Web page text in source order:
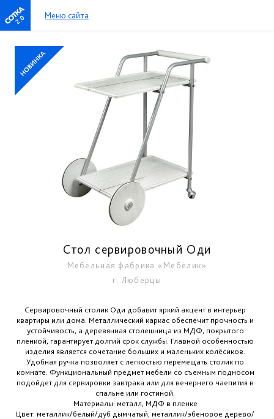
2.0 Меню сайта
Стол сервировочный Оди
Мебельная фабрика «Мебелик»
г. Люберцы
Сервировочный столик Оди добавит яркий акцент в интерьер
квартиры или дома. Металлический каркас обеспечит прочность и
устойчивость, а деревянная столешница из МДФ, покрытого
плёнкой, гарантирует долгий срок службы. Главной особенностью
изделия является сочетание больших и маленьких колёсиков.
Удобная ручка позволяет с легкостью перемещать столик по
комнате. Функциональный предмет мебели со съемным подносом
подойдет для сервировки завтрака или для вечернего чаепития в
спальне или гостиной.
Материалы: металл, МДФ в пленке
Цвет: металлик/белый/дуб дымчатый, металлик/эбеновое дерево/